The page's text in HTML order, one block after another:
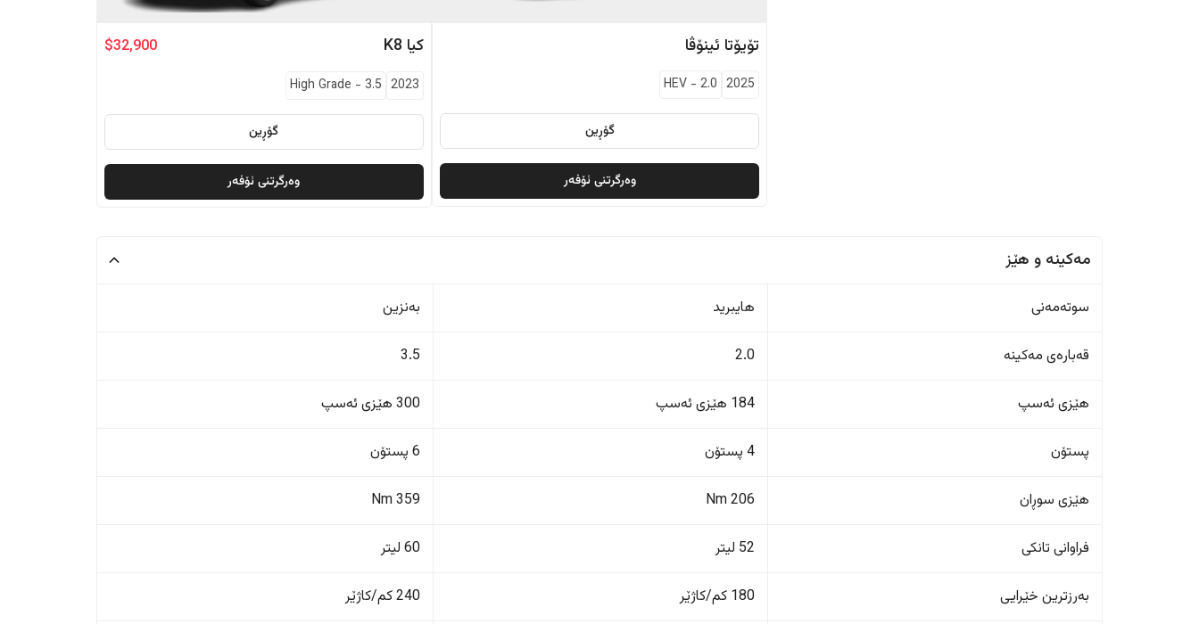
تۆیۆتا ئینۆڤا
2025
HEV - 2.0
گۆڕین
وەرگرتنی ئۆفەر
کیا K8
$32,900
2023
High Grade - 3.5
گۆڕین
وەرگرتنی ئۆفەر
مەکینە و هێز
سوتەمەنی هایبرید بەنزین
قەبارەی مەکینە 2.0
3.5
هێزی ئەسپ 184 هێزی ئەسپ 300 هێزی ئەسپ
پستۆن 4 پستۆن 6 پستۆن
هێزی سوڕان 206 Nm
359 Nm
فراوانی تانکی 52 لیتر 60 لیتر
بەرزترین خێرایی 180 کم/کاژێر 240 کم/کاژێر